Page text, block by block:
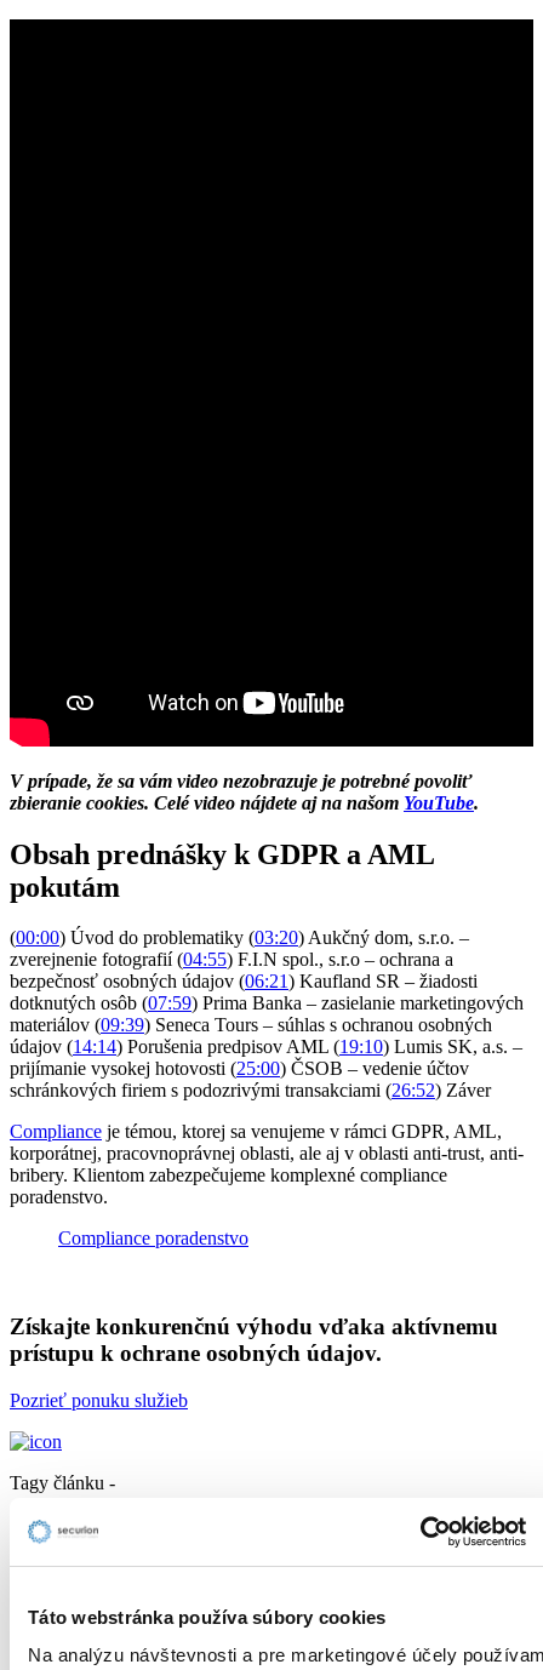
Táto webstránka používa súbory cookies
Na analýzu návštevnosti a pre marketingové účely
V prípade, že sa vám video nezobrazuje je potrebné povoliť
zbieranie cookies. Celé video nájdete aj na našom YouTube.
Obsah prednášky k GDPR a AML
pokutám
(00:00) Úvod do problematiky (03:20) Aukčný dom, s.r.o. –
zverejnenie fotografií (04:55) F.I.N spol., s.r.o – ochrana a
bezpečnosť osobných údajov (06:21) Kaufland SR – žiadosti
dotknutých osôb (07:59) Prima Banka – zasielanie marketingových
materiálov (09:39) Seneca Tours – súhlas s ochranou osobných
údajov (14:14) Porušenia predpisov AML (19:10) Lumis SK, a.s. –
prijímanie vysokej hotovosti (25:00) ČSOB – vedenie účtov
schránkových firiem s podozrivými transakciami (26:52) Záver
Compliance je témou, ktorej sa venujeme v rámci GDPR, AML,
korporátnej, pracovnoprávnej oblasti, ale aj v oblasti anti-trust, anti-
bribery. Klientom zabezpečujeme komplexné compliance
poradenstvo.
Compliance poradenstvo
Získajte konkurenčnú výhodu vďaka aktívnemu
prístupu k ochrane osobných údajov.
Pozrieť ponuku služieb
Tagy článku -
AML
AML pokuty
Compliance
GDPR pokuty